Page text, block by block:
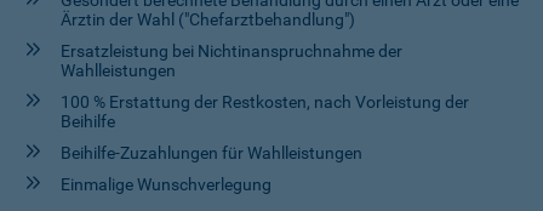
Ärztin der Wahl ("Chefarztbehandlung")
Ersatzleistung bei Nichtinanspruchnahme der
Wahlleistungen
100 % Erstattung der Restkosten, nach Vorleistung der
Beihilfe
Beihilfe-Zuzahlungen für Wahlleistungen
Einmalige Wunschverlegung